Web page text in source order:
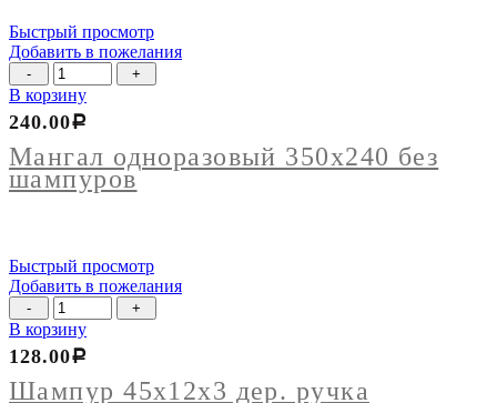
Быстрый просмотр
Добавить в пожелания
Количество
товара
Мангал
одноразовый
350х240
без
шампуров
В корзину
Мангал одноразовый 350х240 без
шампуров
240.00Р
Быстрый просмотр
Добавить в пожелания
Количество
товара
Шампур
45х12х3
дер.
В корзину
Шампур 45х12х3 дер. ручка
128.00Р